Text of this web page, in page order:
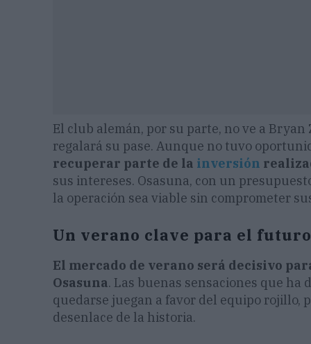
El club alemán, por su parte, no ve a
regalará su pase. Aunque no tuvo
recuperar parte de la inversión
sus intereses. Osasuna, con un
la operación sea viable sin comprometer
Un verano clave para el
El mercado de verano será decisivo
Osasuna. Las buenas sensaciones que ha
quedarse juegan a favor del equipo rojillo,
desenlace de la historia.